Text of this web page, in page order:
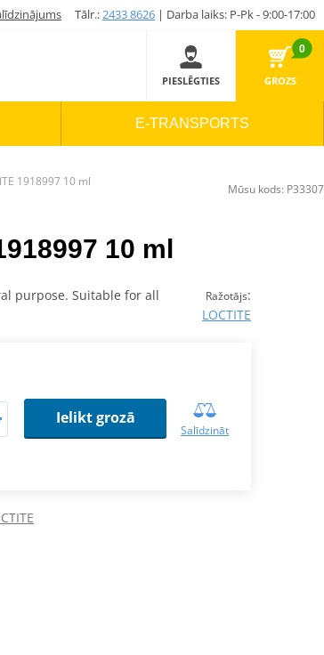
Tālr.:2433 8626 | Darba laiks: P-Pk - 9:00-17:00
PIESLĒGTIES
0
GROZS
E-TRANSPORTS
1918997 10 ml
10 ml
Ražotājs:
LOCTITE
purpose. Suitable for all
Ielikt grozā
Salīdzināt
Mūsu kods: P33307